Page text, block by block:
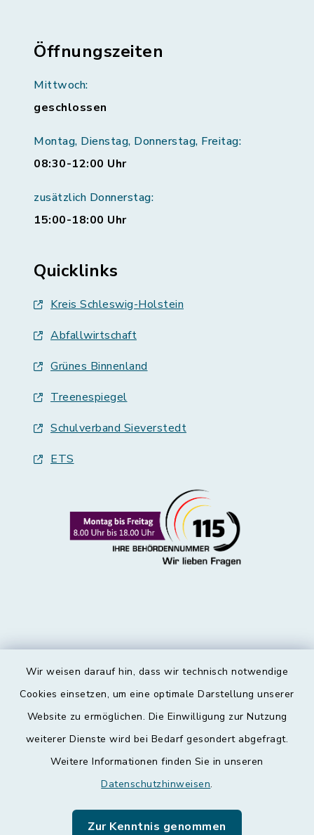
Wir weisen darauf hin, dass wir technisch notwendige
Cookies einsetzen, um eine optimale Darstellung unserer
Website zu ermöglichen. Die Einwilligung zur Nutzung
weiterer Dienste wird bei Bedarf gesondert abgefragt.
Weitere Informationen finden Sie in unseren
Datenschutzhinweisen.
Zur Kenntnis genommen
Öffnungszeiten
Mittwoch:
geschlossen
Montag, Dienstag, Donnerstag, Freitag:
08:30-12:00 Uhr
zusätzlich Donnerstag:
15:00-18:00 Uhr
Quicklinks
Kreis Schleswig-Holstein
Abfallwirtschaft
Grünes Binnenland
Treenespiegel
Schulverband Sieverstedt
ETS
Kontakt
Datenschutz